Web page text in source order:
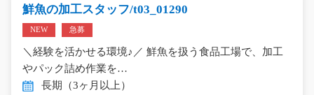
鮮魚の加工スタッフ/t03_01290
NEW 急募
＼経験を活かせる環境♪／ 鮮魚を扱う食品工場で、加工
やパック詰め作業を…
長期（3ヶ月以上）